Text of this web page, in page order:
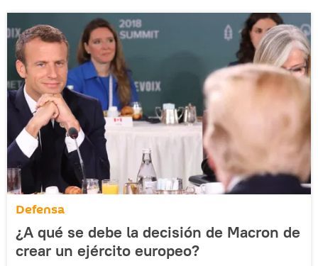
Defensa
¿A qué se debe la decisión de Macron de
crear un ejército europeo?